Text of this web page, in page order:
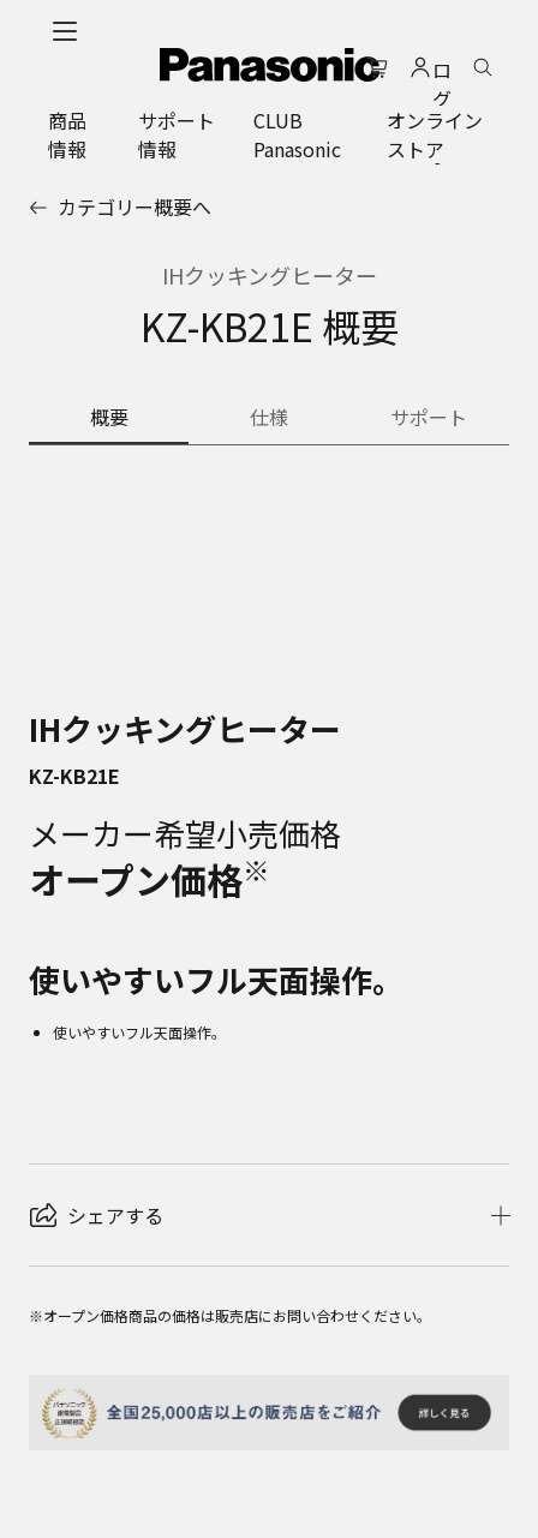
ロ
グ
イ
ン
商品
情報
サポート
情報
CLUB
Panasonic
オンライン
ストア
カテゴリー概要へ
IHクッキングヒーター
KZ-KB21E 概要
概要 仕様 サポート
IHクッキングヒーター
KZ-KB21E
メーカー希望小売価格
オープン価格※
使いやすいフル天面操作。
使いやすいフル天面操作。
シェアする
※オープン価格商品の価格は販売店にお問い合わせください。